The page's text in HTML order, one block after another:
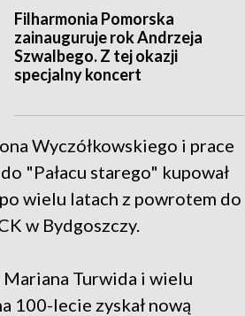
Filharmonia Pomorska
zainauguruje rok Andrzeja
Szwalbego. Z tej okazji
specjalny koncert
Wyczółkowskiego i prace
"Pałacu starego" kupował
wielu latach z powrotem do
w Bydgoszczy.
Turwida i wielu
100-lecie zyskał nową